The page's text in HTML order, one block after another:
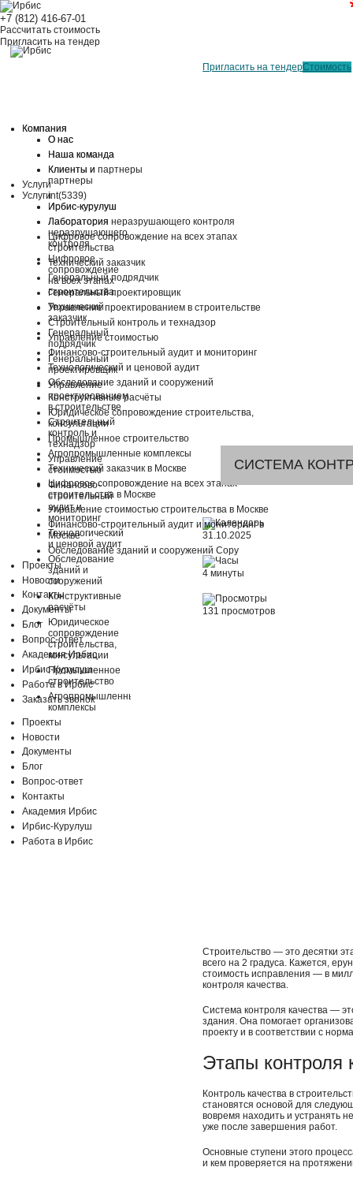
Компания
О нас
Наша команда
Клиенты и
партнеры
Услуги
Ирбис-курулуш
Лаборатория
неразрушающего
контроля
Цифровое
сопровождение
на всех этапах
строительства
Технический
заказчик
Генеральный
подрядчик
Генеральный
проектировщик
Управление
проектированием
в строительстве
Строительный
контроль и
технадзор
Управление
стоимостью
Финансово-
строительный
аудит и
мониторинг
Технологический
и ценовой аудит
Обследование
зданий и
сооружений
Конструктивные
расчёты
Юридическое
сопровождение
строительства,
консультации
Промышленное
строительство
Агропромышленные
комплексы
Проекты
Новости
Документы
Блог
Вопрос-ответ
Контакты
Академия Ирбис
Ирбис-Курулуш
Работа в Ирбис
+7 (812) 416-67-01
Рассчитать стоимость
Пригласить на тендер
Компания
О нас
Наша команда
Клиенты и партнеры
Услуги
int(5339)
Ирбис-курулуш
Лаборатория неразрушающего контроля
Цифровое сопровождение на всех этапах
строительства
Технический заказчик
Генеральный подрядчик
Генеральный проектировщик
Управление проектированием в строительстве
Строительный контроль и технадзор
Управление стоимостью
Финансово-строительный аудит и мониторинг
Технологический и ценовой аудит
Обследование зданий и сооружений
Конструктивные расчёты
Юридическое сопровождение строительства,
консультации
Промышленное строительство
Агропромышленные комплексы
Технический заказчик в Москве
Цифровое сопровождение на всех этапах
строительства в Москве
Управление стоимостью строительства в Москве
Финансово-строительный аудит и мониторинг в
Москве
Обследование зданий и сооружений Copy
Проекты
Новости
Контакты
Документы
Блог
Вопрос-ответ
Академия Ирбис
Ирбис-Курулуш
Работа в Ирбис
Заказать звонок
Пригласить на тендерСтоимость
СИСТЕМА
31.10.2025
4 минуты
131 просмотров
Строительство — это десятки
всего на 2 градуса. Кажется,
стоимость исправления — в
контроля качества.
Система контроля качества —
здания. Она помогает
проекту и в соответствии с
Этапы контроля
Контроль качества в
становятся основой для
вовремя находить и устранять
уже после завершения работ.
Основные ступени этого
и кем проверяется на